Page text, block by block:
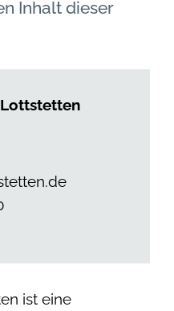
Inhalt dieser
ist eine